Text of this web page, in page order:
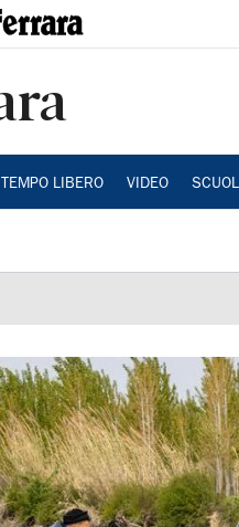
TEMPO LIBERO VIDEO